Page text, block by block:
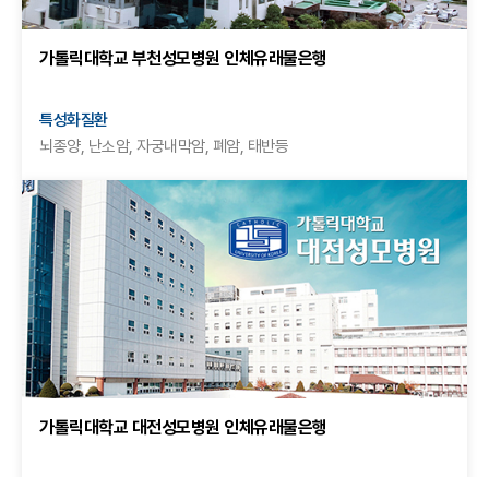
가톨릭대학교 부천성모병원 인체유래물은행
특성화질환
뇌종양, 난소암, 자궁내막암, 폐암, 태반등
가톨릭대학교 대전성모병원 인체유래물은행